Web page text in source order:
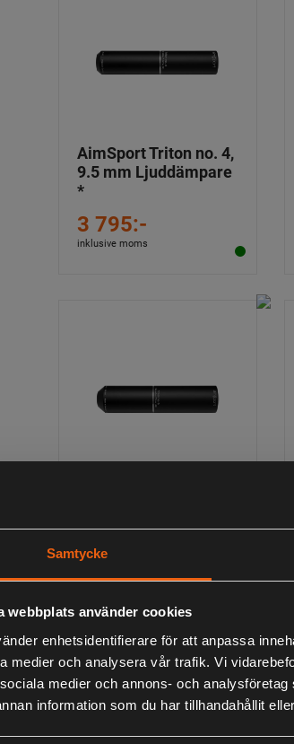
Samtycke
webbplats använder cookies
enhetsidentifierare för att anpassa
medier och analysera vår trafik. Vi
medier och annons- och
information som du har tillhandahållit
AimSport Triton no. 4,
9.5 mm Ljuddämpare
*
3 795:-
inklusive moms
*
4 295:-
inklusive moms